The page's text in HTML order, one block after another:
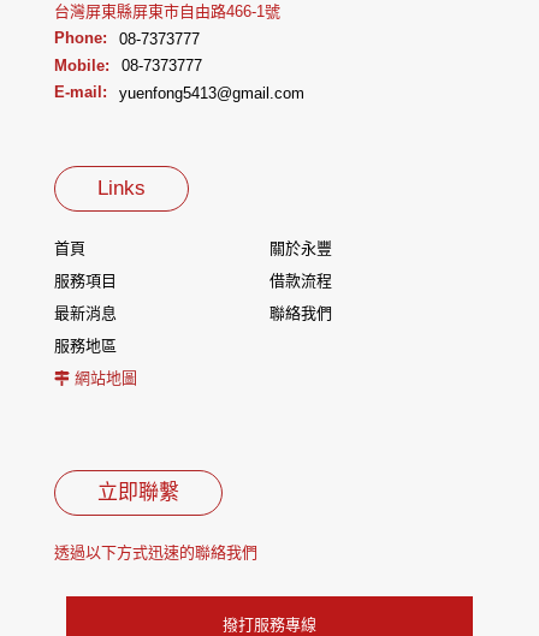
台灣屏東縣屏東市自由路466-1號
Phone:
08-7373777
Mobile:
08-7373777
E-mail:
yuenfong5413@gmail.com
Links
首頁
關於永豐
服務項目
借款流程
最新消息
聯絡我們
服務地區
網站地圖
立即聯繫
透過以下方式迅速的聯絡我們
撥打服務專線